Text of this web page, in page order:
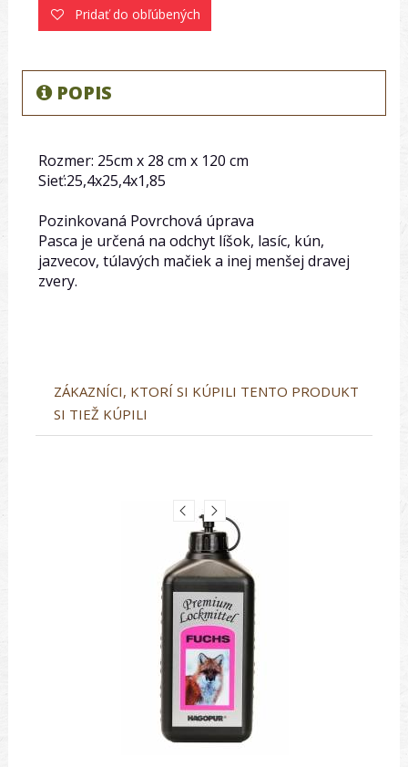
Pridať do obľúbených
POPIS
Rozmer: 25cm x 28 cm x 120 cm
Sieť:25,4x25,4x1,85
Pozinkovaná Povrchová úprava
Pasca je určená na odchyt líšok, lasíc, kún,
jazvecov, túlavých mačiek a inej menšej dravej
zvery.
ZÁKAZNÍCI, KTORÍ SI KÚPILI TENTO PRODUKT
SI TIEŽ KÚPILI